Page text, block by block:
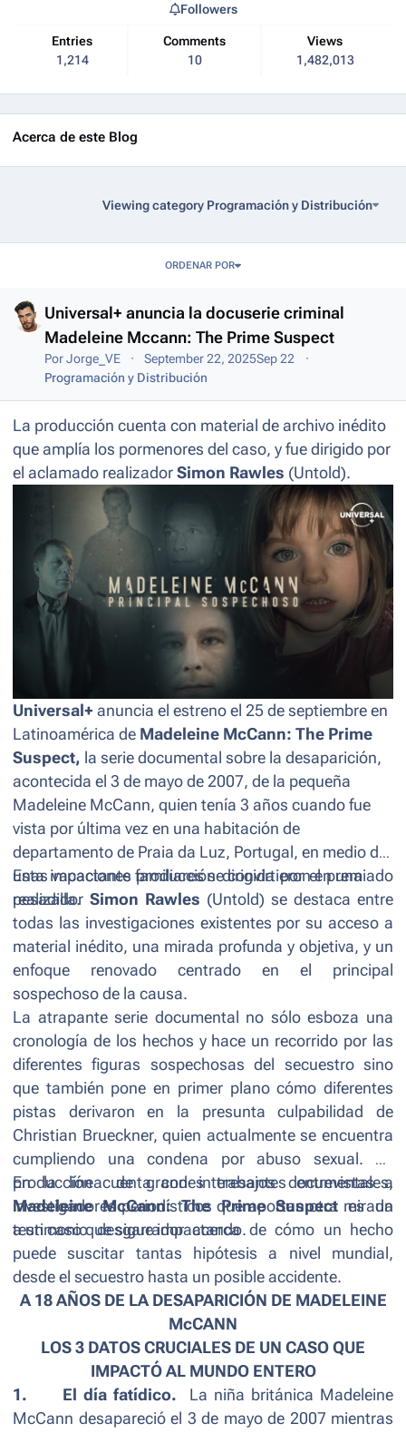
Entries
1,214
Comments
10
Views
1,482,013
Followers
Acerca de este Blog
Viewing category Programación y Distribución
ORDENAR POR
Universal+ anuncia la docuserie criminal
Madeleine Mccann: The Prime Suspect
PorJorge_VE September 22, 2025Sep 22
Programación y Distribución
La producción cuenta con material de archivo inédito
que amplía los pormenores del caso, y fue dirigido por
el aclamado realizador Simon Rawles (Untold).
Universal+ anuncia el estreno el 25 de septiembre en
Latinoamérica de Madeleine McCann: The Prime
Suspect, la serie documental sobre la desaparición,
acontecida el 3 de mayo de 2007, de la pequeña
Madeleine McCann, quien tenía 3 años cuando fue
vista por última vez en una habitación de
departamento de Praia da Luz, Portugal, en medio de
unas vacaciones familiares se convirtieron en una
pesadilla.
Esta impactante producción dirigida por el premiado
realizador Simon Rawles (Untold) se destaca entre
todas las investigaciones existentes por su acceso a
material inédito, una mirada profunda y objetiva, y un
enfoque renovado centrado en el principal
sospechoso de la causa.
La atrapante serie documental no sólo esboza una
cronología de los hechos y hace un recorrido por las
diferentes figuras sospechosas del secuestro sino
que también pone en primer plano cómo diferentes
pistas derivaron en la presunta culpabilidad de
Christian Brueckner, quien actualmente se encuentra
cumpliendo una condena por abuso sexual. La
producción cuenta con interesantes entrevistas a
investigadores periodísticos que aportan otra mirada
a un caso que sigue impactando.
En la línea de grandes trabajos documentales,
Madeleine McCann: The Prime Suspectes un
testimonio desgarrador acerca de cómo un hecho
puede suscitar tantas hipótesis a nivel mundial,
desde el secuestro hasta un posible accidente.
A 18 AÑOS DE LA DESAPARICIÓN DE MADELEINE
McCANN
LOS 3 DATOS CRUCIALES DE UN CASO QUE
IMPACTÓ AL MUNDO ENTERO
1.
El día fatídico. La niña británica Madeleine
McCann desapareció el 3 de mayo de 2007 mientras